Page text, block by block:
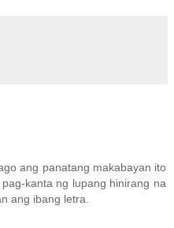
ang panatang makabayan ito
kanta ng lupang hinirang na
ang ibang letra.